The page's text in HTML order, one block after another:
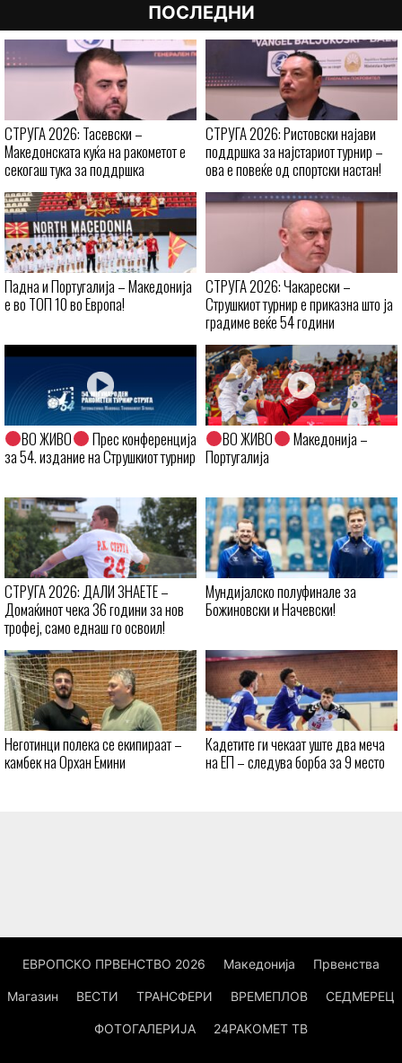
ПОСЛЕДНИ
СТРУГА 2026: Тасевски –
Македонската куќа на ракометот е
секогаш тука за поддршка
СТРУГА 2026: Ристовски најави
поддршка за најстариот турнир –
ова е повеќе од спортски настан!
Падна и Португалија – Македонија
е во ТОП 10 во Европа!
СТРУГА 2026: Чакарески –
Струшкиот турнир е приказна што ја
градиме веќе 54 години
ВО ЖИВО
Прес конференција
за 54. издание на Струшкиот турнир
ВО ЖИВО
Македонија –
Португалија
СТРУГА 2026: ДАЛИ ЗНАЕТЕ –
Домаќинот чека 36 години за нов
трофеј, само еднаш го освоил!
Мундијалско полуфинале за
Божиновски и Начевски!
Неготинци полека се екипираат –
камбек на Орхан Емини
Кадетите ги чекаат уште два меча
на ЕП – следува борба за 9 место
ЕВРОПСКО ПРВЕНСТВО 2026 Македонија Првенства
Магазин ВЕСТИ ТРАНСФЕРИ ВРЕМЕПЛОВ СЕДМЕРЕЦ
ФОТОГАЛЕРИЈА 24РАКОМЕТ ТВ